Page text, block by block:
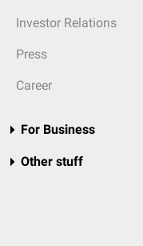
Investor Relations
Press
Career
For Business
Other stuff